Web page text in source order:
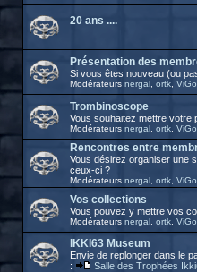
20 ans ....
Présentation des
Si vous êtes nouveau (ou
Modérateurs nergal, ortk, ViGo
Trombinoscope
Vous souhaitez mettre votre
Modérateurs nergal, ortk, ViGo
Rencontres entre
Vous désirez organiser une
ceux-ci ?
Modérateurs nergal, ortk, ViGo
Vos collections
Vous pouvez y mettre vos
Modérateurs nergal, ortk, ViGo
IKKI63 Museum
Envie de replonger dans le
:
Salle des Trophées